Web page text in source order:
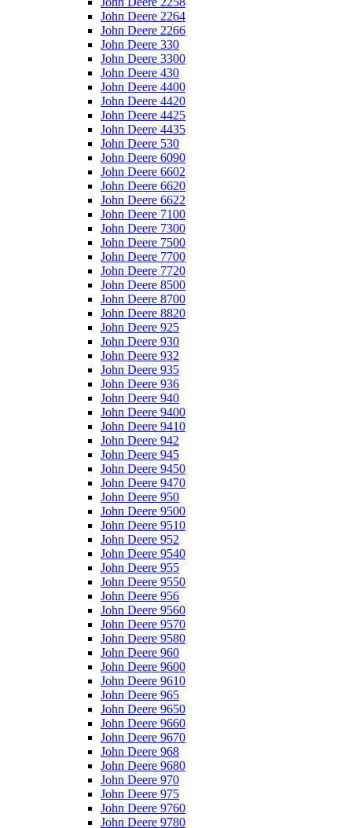
John Deere 2264
John Deere 2266
John Deere 330
John Deere 3300
John Deere 430
John Deere 4400
John Deere 4420
John Deere 4425
John Deere 4435
John Deere 530
John Deere 6090
John Deere 6602
John Deere 6620
John Deere 6622
John Deere 7100
John Deere 7300
John Deere 7500
John Deere 7700
John Deere 7720
John Deere 8500
John Deere 8700
John Deere 8820
John Deere 925
John Deere 930
John Deere 932
John Deere 935
John Deere 936
John Deere 940
John Deere 9400
John Deere 9410
John Deere 942
John Deere 945
John Deere 9450
John Deere 9470
John Deere 950
John Deere 9500
John Deere 9510
John Deere 952
John Deere 9540
John Deere 955
John Deere 9550
John Deere 956
John Deere 9560
John Deere 9570
John Deere 9580
John Deere 960
John Deere 9600
John Deere 9610
John Deere 965
John Deere 9650
John Deere 9660
John Deere 9670
John Deere 968
John Deere 9680
John Deere 970
John Deere 975
John Deere 9760
John Deere 9780